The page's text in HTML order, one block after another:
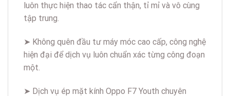
luôn thực hiện thao tác cẩn thận, tỉ mỉ và vô cùng
tập trung.
➤ Không quên đầu tư máy móc cao cấp, công nghệ
hiện đại để dịch vụ luôn chuẩn xác từng công đoạn
một.
➤ Dịch vụ ép mặt kính Oppo F7 Youth chuyên